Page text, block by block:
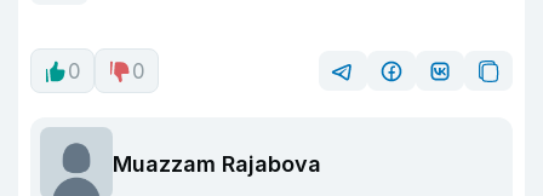
0 0
Muazzam Rajabova